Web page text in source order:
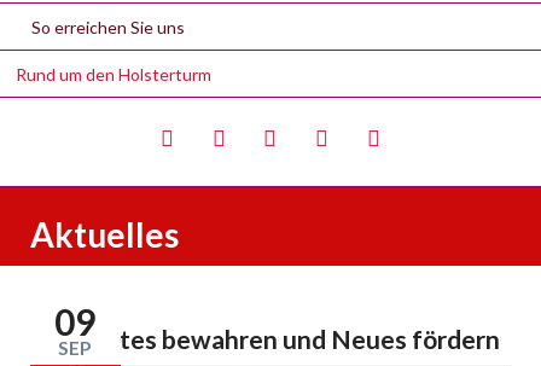
So erreichen Sie uns
Rund um den Holsterturm
Aktuelles
09
SEP
Bewährtes bewahren und Neues fördern